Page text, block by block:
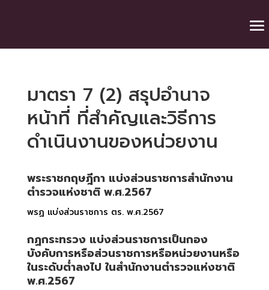
มาตรา 7 (2) สรุปอำนาจ
หน้าที่ ที่สำคัญและวิธีการ
ดำเนินงานของหน่วยงาน
พระราชกฤษฎีกา แบ่งส่วนราชการสำนักงาน
ตำรวจแห่งชาติ พ.ศ.2567
พรฏ แบ่งส่วนราชการ ตร. พ.ศ.2567
กฏกระทรวง แบ่งส่วนราชการเป็นกอง
บังคับการหรือส่วนราชการหรือหน่วยงานหรือ
ในระดับต่ำลงไป ในสำนักงานตำรวจแห่งชาติ
พ.ศ.2567